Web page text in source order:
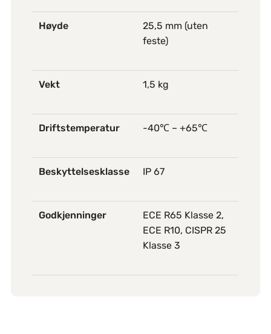
Høyde
25,5 mm (uten
feste)
Vekt 1,5 kg
Driftstemperatur -40℃ – +65℃
Beskyttelsesklasse IP 67
Godkjenninger
ECE R65 Klasse 2,
ECE R10, CISPR 25
Klasse 3